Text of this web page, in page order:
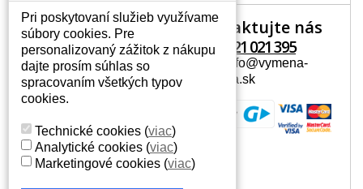
DISPLEJ PRE SVOJ NOTEBOOK?
Displej je možné dohľadať podľa modelu
notebooku, ktorý je uvedený na spodnej
strane notebooku na štítku alebo pod
batériou. Býva tiež znázornený na
rámčeku alebo pri klávesnici. V prípade,
že máte displej demontovaný, dohľadáte
to vďaka modelovému označeniu z
displeja, ktoré sa nachádza na štítku pri
EAN kóde.
Váš účet
Váš účet
Osobné informácie
Adresy
Kontaktujte nás
+421 221 021 395
Mail: info@vymena-
displeja.sk
Pri poskytovaní služieb využívame
súbory cookies. Pre
personalizovaný zážitok z nákupu
dajte prosím súhlas so
spracovaním všetkých typov
cookies.
Technické cookies (viac)
Analytické cookies (viac)
Marketingové cookies (viac)